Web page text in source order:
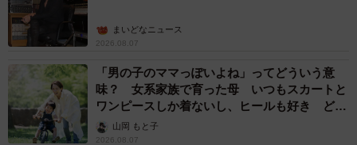
まいどなニュース
2026.08.07
「男の子のママっぽいよね」ってどういう意
味？ 女系家族で育った母 いつもスカートと
ワンピースしか着ないし、ヒールも好き どの
へんが…
山岡 もと子
2026.08.07